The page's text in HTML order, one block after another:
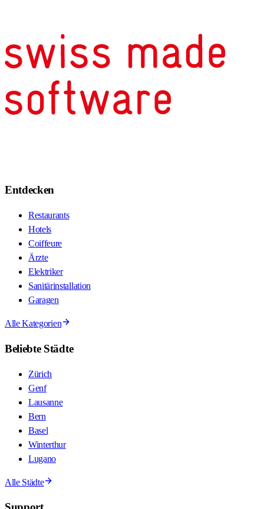
Entdecken
Restaurants
Hotels
Coiffeure
Ärzte
Elektriker
Sanitärinstallation
Garagen
Alle Kategorien
Beliebte Städte
Zürich
Genf
Lausanne
Bern
Basel
Winterthur
Lugano
Alle Städte